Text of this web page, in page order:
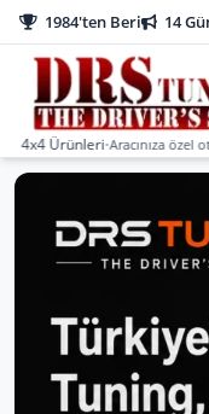
1984'ten Beri 14
•Aracınıza özel oto